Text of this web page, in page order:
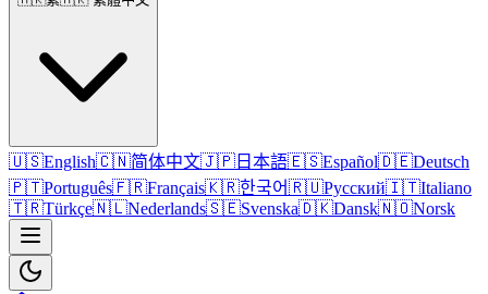
🇺🇸English🇨🇳简体中文🇯🇵 日本語🇪🇸Español🇩🇪Deutsch
🇵🇹Português🇫🇷Français🇰🇷한국어🇷🇺Русский🇮🇹Italiano
🇹🇷Türkçe🇳🇱Nederlands🇸🇪Svenska🇩🇰Dansk🇳🇴Norsk